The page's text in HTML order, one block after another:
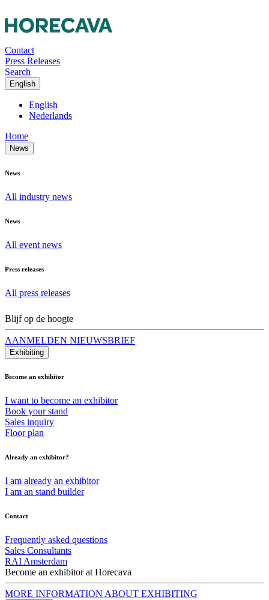
Contact
Press Releases
Search
English
English
Nederlands
Home
News
News
All industry news
News
All event news
Press releases
All press releases
Blijf op de hoogte
AANMELDEN NIEUWSBRIEF
Exhibiting
Become an exhibitor
I want to become an exhibitor
Book your stand
Sales inquiry
Floor plan
Already an exhibitor?
I am already an exhibitor
I am an stand builder
Contact
Frequently asked questions
Sales Consultants
RAI Amsterdam
Become an exhibitor at Horecava
MORE INFORMATION ABOUT EXHIBITING